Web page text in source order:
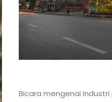
Places
Bicara mengenai